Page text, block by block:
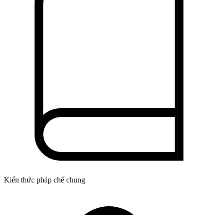
Kiến thức pháp chế chung